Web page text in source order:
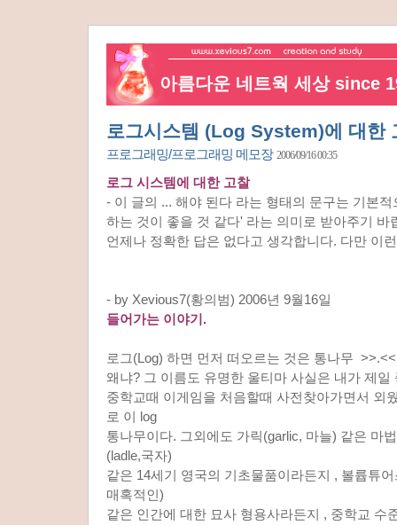
아름다운 네트웍 세상 since
로그시스템 (Log System)에 대한
프로그래밍/프로그래밍 메모장 2006/09/16 00:35
로그 시스템에 대한 고찰
- 이 글의 ... 해야 된다 라는 형태의 문구는 기본
하는 것이 좋을 것 같다' 라는 의미로 받아주기 바
언제나 정확한 답은 없다고 생각합니다. 다만 이
- by Xevious7(황의범) 2006년 9월16일
들어가는 이야기.
로그(Log) 하면 먼저 떠오르는 것은 통나무 >>.<<
왜냐? 그 이름도 유명한 울티마 사실은 내가 제일
중학교때 이게임을 처음할때 사전찾아가면서 외
로 이 log
통나무이다. 그외에도 가릭(garlic, 마늘) 같은 마
(ladle,국자)
같은 14세기 영국의 기초물품이라든지 , 볼륩튜
매혹적인)
같은 인간에 대한 묘사 형용사라든지 , 중학교 수